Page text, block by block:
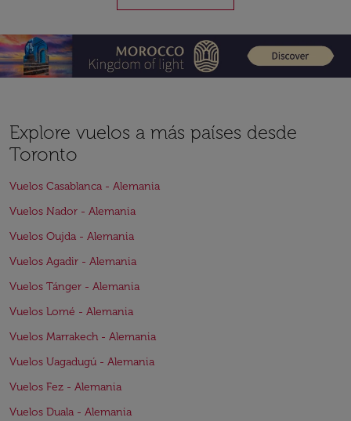
Explore vuelos a más países desde
Toronto
Vuelos Casablanca - Alemania
Vuelos Nador - Alemania
Vuelos Oujda - Alemania
Vuelos Agadir - Alemania
Vuelos Tánger - Alemania
Vuelos Lomé - Alemania
Vuelos Marrakech - Alemania
Vuelos Uagadugú - Alemania
Vuelos Fez - Alemania
Vuelos Duala - Alemania